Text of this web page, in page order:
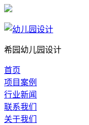
希园幼儿园设计
首页
项目案例
行业新闻
联系我们
关于我们